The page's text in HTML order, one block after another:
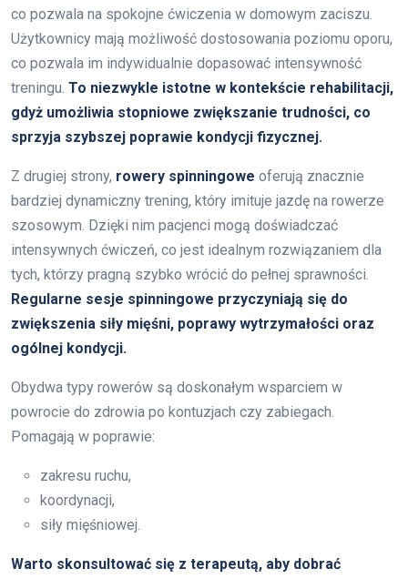
co pozwala na spokojne ćwiczenia w domowym zaciszu.
Użytkownicy mają możliwość dostosowania poziomu oporu,
co pozwala im indywidualnie dopasować intensywność
treningu. To niezwykle istotne w kontekście rehabilitacji,
gdyż umożliwia stopniowe zwiększanie trudności, co
sprzyja szybszej poprawie kondycji fizycznej.
Z drugiej strony, rowery spinningowe oferują znacznie
bardziej dynamiczny trening, który imituje jazdę na rowerze
szosowym. Dzięki nim pacjenci mogą doświadczać
intensywnych ćwiczeń, co jest idealnym rozwiązaniem dla
tych, którzy pragną szybko wrócić do pełnej sprawności.
Regularne sesje spinningowe przyczyniają się do
zwiększenia siły mięśni, poprawy wytrzymałości oraz
ogólnej kondycji.
Obydwa typy rowerów są doskonałym wsparciem w
powrocie do zdrowia po kontuzjach czy zabiegach.
Pomagają w poprawie:
zakresu ruchu,
koordynacji,
siły mięśniowej.
Warto skonsultować się z terapeutą, aby dobrać